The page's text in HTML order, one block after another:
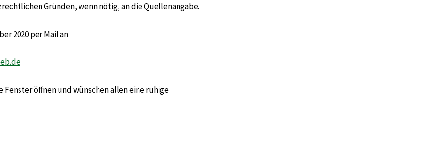
Gründen, wenn nötig, an die Quellenangabe.
2020 per Mail an
Fenster öffnen und wünschen allen eine ruhige